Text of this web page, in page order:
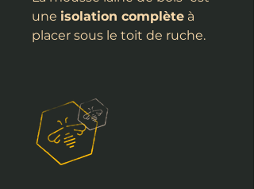
une isolation complète à
placer sous le toit de ruche.
laissant respirer la ruche.
Pendant l’été, elle isole de la
chaleur.